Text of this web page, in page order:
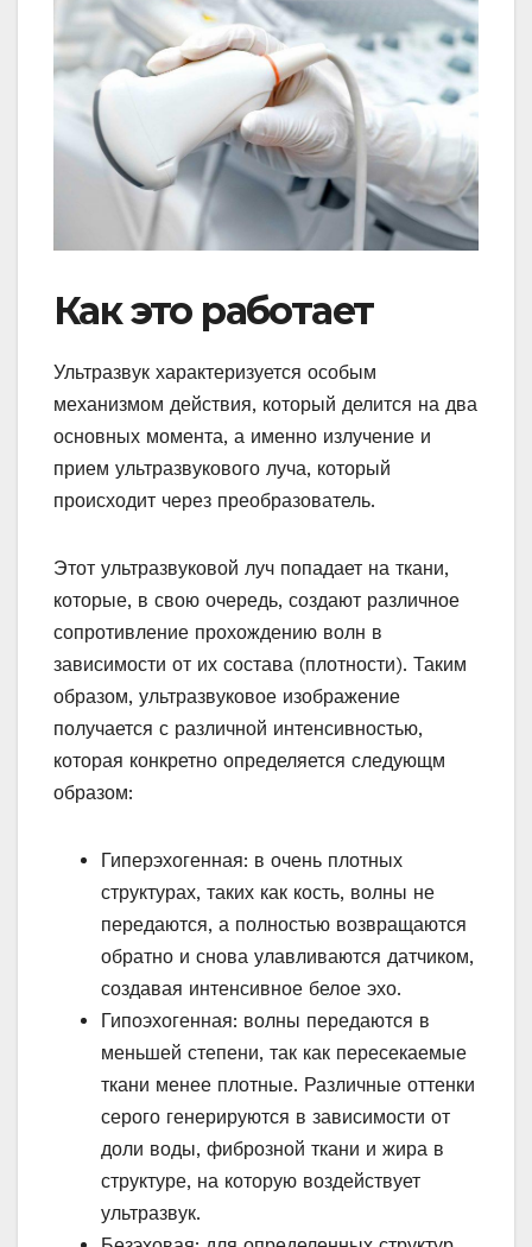
Как это работает
Ультразвук характеризуется особым
механизмом действия, который делится на два
основных момента, а именно излучение и
прием ультразвукового луча, который
происходит через преобразователь.
Этот ультразвуковой луч попадает на ткани,
которые, в свою очередь, создают различное
сопротивление прохождению волн в
зависимости от их состава (плотности). Таким
образом, ультразвуковое изображение
получается с различной интенсивностью,
которая конкретно определяется следующм
образом:
Гиперэхогенная: в очень плотных
структурах, таких как кость, волны не
передаются, а полностью возвращаются
обратно и снова улавливаются датчиком,
создавая интенсивное белое эхо.
Гипоэхогенная: волны передаются в
меньшей степени, так как пересекаемые
ткани менее плотные. Различные оттенки
серого генерируются в зависимости от
доли воды, фиброзной ткани и жира в
структуре, на которую воздействует
ультразвук.